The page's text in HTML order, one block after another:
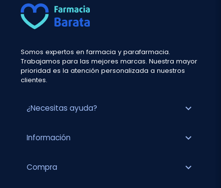
Somos expertos en farmacia y parafarmacia.
Trabajamos para las mejores marcas. Nuestra mayor
prioridad es la atención personalizada a nuestros
clientes.
¿Necesitas ayuda? expand_more
Información expand_more
Compra expand_more